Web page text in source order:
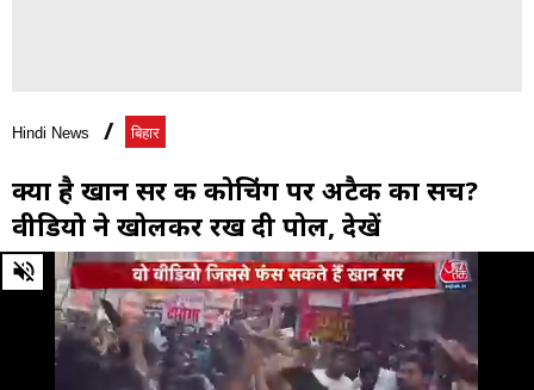
Hindi News बिहार
क्या है खान सर की कोच‍िंग पर अटैक का सच?
वीड‍ियो ने खोलकर रख दी पोल, देखें
0
of
minute,
seconds